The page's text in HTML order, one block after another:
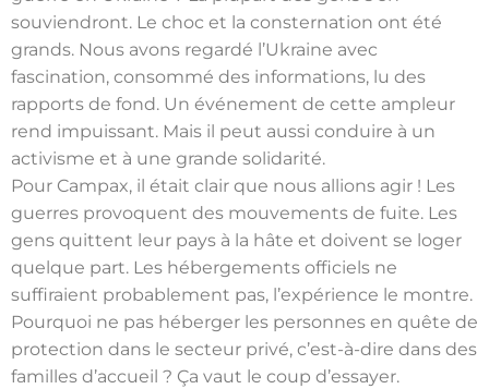
souviendront. Le choc et la consternation ont été
grands. Nous avons regardé l’Ukraine avec
fascination, consommé des informations, lu des
rapports de fond. Un événement de cette ampleur
rend impuissant. Mais il peut aussi conduire à un
activisme et à une grande solidarité.
Pour Campax, il était clair que nous allions agir ! Les
guerres provoquent des mouvements de fuite. Les
gens quittent leur pays à la hâte et doivent se loger
quelque part. Les hébergements officiels ne
suffiraient probablement pas, l’expérience le montre.
Pourquoi ne pas héberger les personnes en quête de
protection dans le secteur privé, c’est-à-dire dans des
familles d’accueil ? Ça vaut le coup d’essayer.